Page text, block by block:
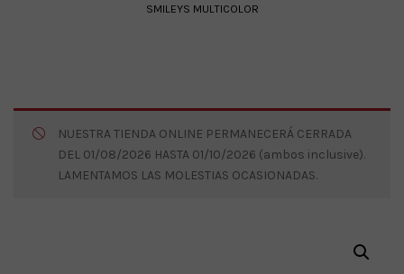
SMILEYS MULTICOLOR
NUESTRA TIENDA ONLINE PERMANECERÁ CERRADA
DEL 01/08/2026 HASTA 01/10/2026 (ambos inclusive).
LAMENTAMOS LAS MOLESTIAS OCASIONADAS.